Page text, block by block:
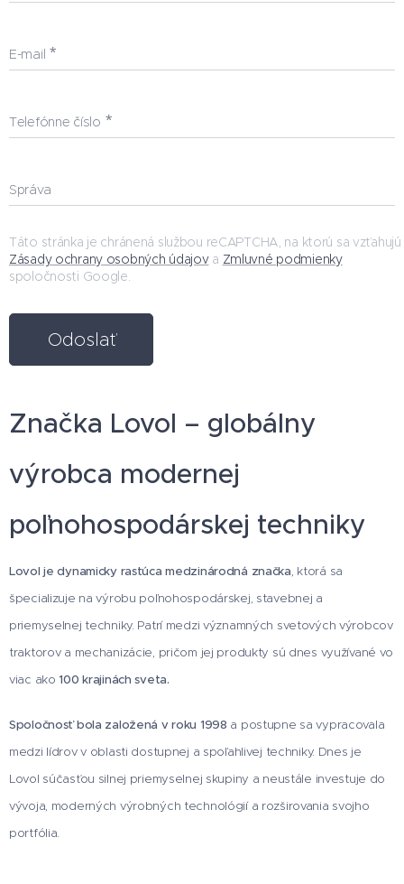
E-mail
Telefónne číslo
Správa
Táto stránka je chránená službou reCAPTCHA, na ktorú sa vzťahujú
Zásady ochrany osobných údajova Zmluvné podmienky
spoločnosti Google.
Odoslať
Značka Lovol – globálny
výrobca modernej
poľnohospodárskej techniky
Lovol je dynamicky rastúca medzinárodná značka, ktorá sa
špecializuje na výrobu poľnohospodárskej, stavebnej a
priemyselnej techniky. Patrí medzi významných svetových výrobcov
traktorov a mechanizácie, pričom jej produkty sú dnes využívané vo
viac ako100 krajinách sveta.
Spoločnosť bola založená v roku 1998 a postupne sa vypracovala
medzi lídrov v oblasti dostupnej a spoľahlivej techniky. Dnes je
Lovol súčasťou silnej priemyselnej skupiny a neustále investuje do
vývoja, moderných výrobných technológií a rozširovania svojho
portfólia.